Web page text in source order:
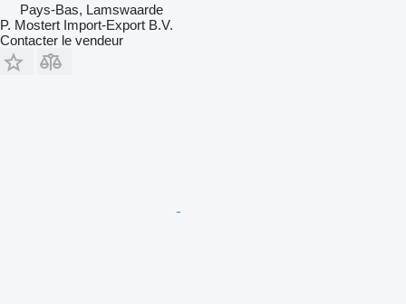
Pays-Bas, Lamswaarde
P. Mostert Import-Export B.V.
Contacter le vendeur